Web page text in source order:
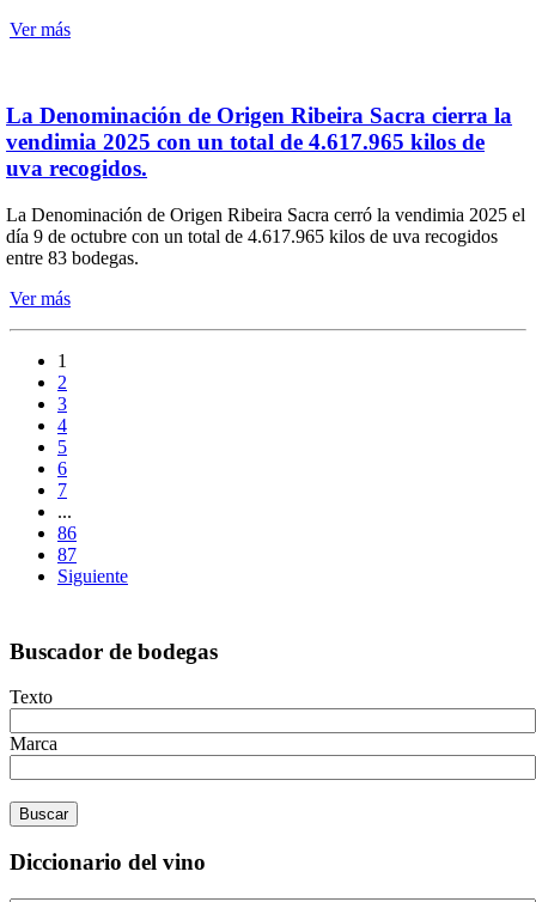
Ver más
La Denominación de Origen Ribeira Sacra cierra la
vendimia 2025 con un total de 4.617.965 kilos de
uva recogidos.
La Denominación de Origen Ribeira Sacra cerró la vendimia 2025 el
día 9 de octubre con un total de 4.617.965 kilos de uva recogidos
entre 83 bodegas.
Ver más
1
2
3
4
5
6
7
...
86
87
Siguiente
Buscador de bodegas
Texto
Marca
Diccionario del vino